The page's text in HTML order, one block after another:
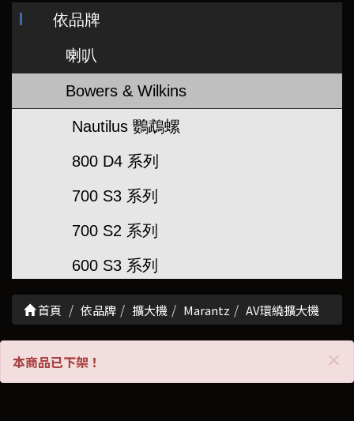
依品牌
喇叭
Bowers & Wilkins
Nautilus 鸚鵡螺
800 D4 系列
700 S3 系列
700 S2 系列
600 S3 系列
600 S2 系列
聲霸/串流喇叭
首頁 依品牌 擴大機 Marantz AV環繞擴大機
×
本商品已下架！